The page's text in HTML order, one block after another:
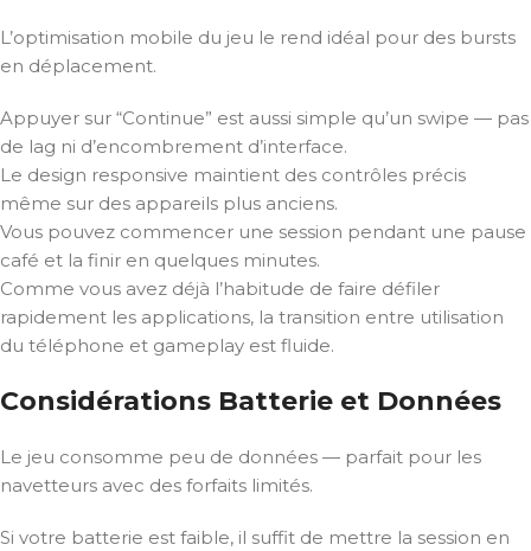
L’optimisation mobile du jeu le rend idéal pour des bursts
en déplacement.
Appuyer sur “Continue” est aussi simple qu’un swipe — pas
de lag ni d’encombrement d’interface.
Le design responsive maintient des contrôles précis
même sur des appareils plus anciens.
Vous pouvez commencer une session pendant une pause
café et la finir en quelques minutes.
Comme vous avez déjà l’habitude de faire défiler
rapidement les applications, la transition entre utilisation
du téléphone et gameplay est fluide.
Considérations Batterie et Données
Le jeu consomme peu de données — parfait pour les
navetteurs avec des forfaits limités.
Si votre batterie est faible, il suffit de mettre la session en